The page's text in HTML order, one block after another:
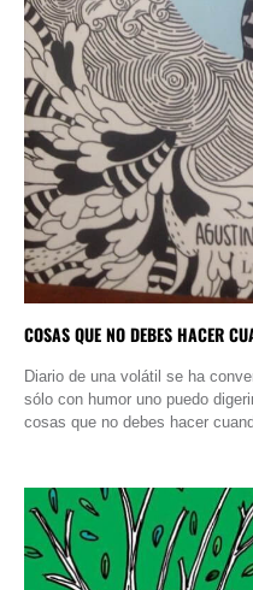
COSAS QUE NO DEBES HACER
Diario de una volátil se ha
sólo con humor uno puedo
cosas que no debes hacer